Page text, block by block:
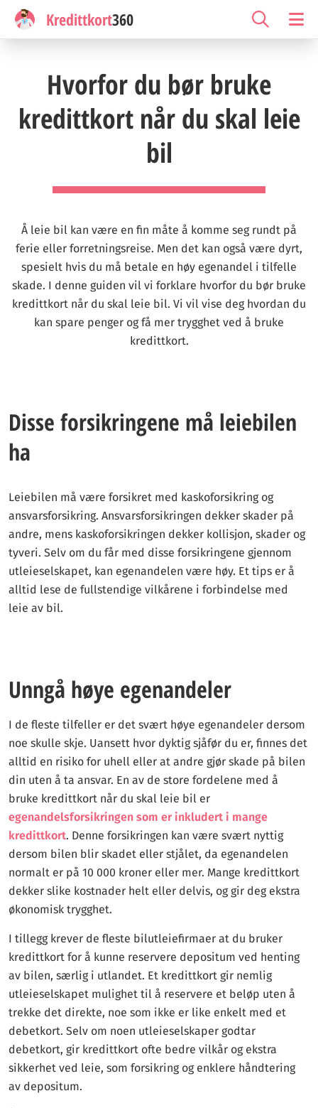
Kredittkort360
Hvorfor du bør bruke
kredittkort når du skal leie
bil
Å leie bil kan være en fin måte å komme seg rundt på
ferie eller forretningsreise. Men det kan også være dyrt,
spesielt hvis du må betale en høy egenandel i tilfelle
skade. I denne guiden vil vi forklare hvorfor du bør bruke
kredittkort når du skal leie bil. Vi vil vise deg hvordan du
kan spare penger og få mer trygghet ved å bruke
kredittkort.
Disse forsikringene må leiebilen
ha
Leiebilen må være forsikret med kaskoforsikring og
ansvarsforsikring. Ansvarsforsikringen dekker skader på
andre, mens kaskoforsikringen dekker kollisjon, skader og
tyveri. Selv om du får med disse forsikringene gjennom
utleieselskapet, kan egenandelen være høy. Et tips er å
alltid lese de fullstendige vilkårene i forbindelse med
leie av bil.
Unngå høye egenandeler
I de fleste tilfeller er det svært høye egenandeler dersom
noe skulle skje. Uansett hvor dyktig sjåfør du er, finnes det
alltid en risiko for uhell eller at andre gjør skade på bilen
din uten å ta ansvar. En av de store fordelene med å
bruke kredittkort når du skal leie bil er
egenandelsforsikringen som er inkludert i mange
kredittkort. Denne forsikringen kan være svært nyttig
dersom bilen blir skadet eller stjålet, da egenandelen
normalt er på 10 000 kroner eller mer. Mange kredittkort
dekker slike kostnader helt eller delvis, og gir deg ekstra
økonomisk trygghet.
I tillegg krever de fleste bilutleiefirmaer at du bruker
kredittkort for å kunne reservere depositum ved henting
av bilen, særlig i utlandet. Et kredittkort gir nemlig
utleieselskapet mulighet til å reservere et beløp uten å
trekke det direkte, noe som ikke er like enkelt med et
debetkort. Selv om noen utleieselskaper godtar
debetkort, gir kredittkort ofte bedre vilkår og ekstra
sikkerhet ved leie, som forsikring og enklere håndtering
av depositum.